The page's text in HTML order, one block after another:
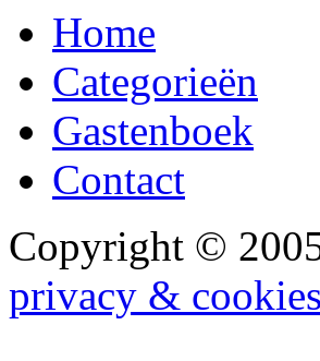
Home
Categorieën
Gastenboek
Contact
Copyright ©
privacy & cookies